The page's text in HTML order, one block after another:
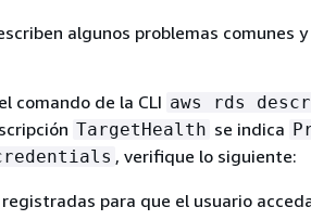
algunos problemas comunes
comando de la CLI aws rds
TargetHealth se indica
, verifique lo siguiente:
para que el usuario